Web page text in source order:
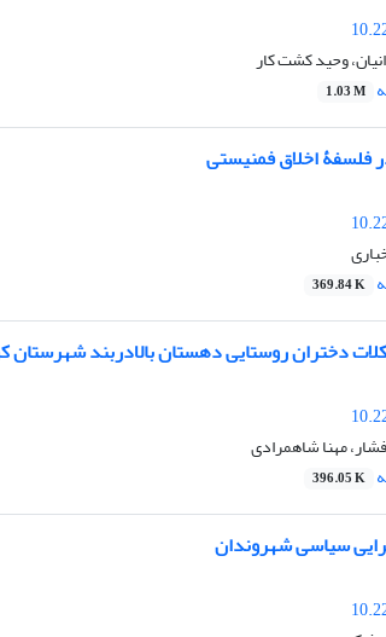
وحید کشت کار
1.03 M
فلسفۀ اخلاق فمنیستی
369.84 K
دختران روستایی دهستان بالادربند شهرستان
مهنا شاهمرادی
396.05 K
سیاسی شهروندان